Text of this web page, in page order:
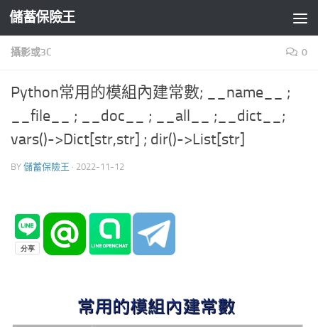
Skip to content
儲蓄保險王
攝影或3C 0
Python常用的模組內建常數; __name__ ;
__file__ ; __doc__ ; __all__ ;__dict__;
vars()->Dict[str,str] ; dir()->List[str]
BY 儲蓄保險王 · 2022-11-12